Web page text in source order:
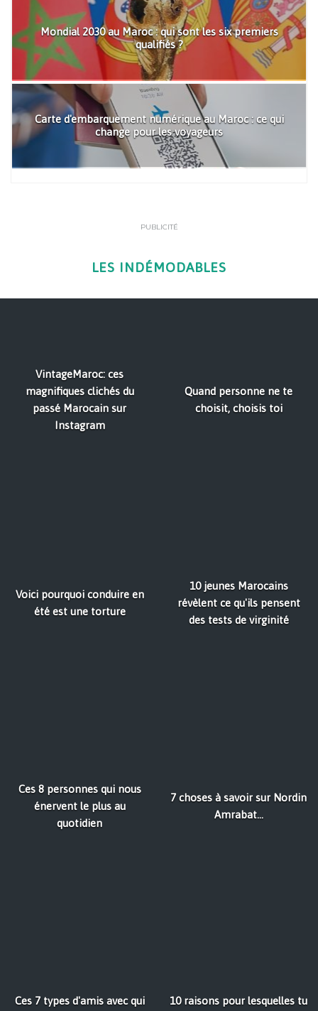
Mondial 2030 au Maroc : qui sont les six premiers
qualifiés ?
Carte d'embarquement numérique au Maroc : ce qui
change pour les voyageurs
PUBLICITÉ
LES INDÉMODABLES
VintageMaroc: ces
magnifiques clichés du
passé Marocain sur
Instagram
Quand personne ne te
choisit, choisis toi
Voici pourquoi conduire en
été est une torture
10 jeunes Marocains
révèlent ce qu'ils pensent
des tests de virginité
Ces 8 personnes qui nous
énervent le plus au
quotidien
7 choses à savoir sur Nordin
Amrabat...
Ces 7 types d'amis avec qui
10 raisons pour lesquelles tu